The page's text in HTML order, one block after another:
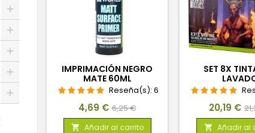
IMPRIMACIÓN NEGRO
MATE 60ML
Reseña(s): 6
Precio
4,69 € Precio
base
6,25 €
 Añadir al carrito
SET 8X
Precio
20,19 €
 Añadir al